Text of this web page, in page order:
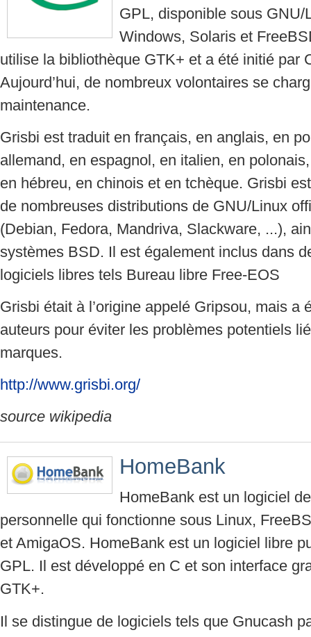
GPL, disponible sous GNU/
Windows, Solaris et
utilise la bibliothèque GTK+ et a été initié par
Aujourd’hui, de nombreux volontaires se
maintenance.
Grisbi est traduit en français, en anglais, en
allemand, en espagnol, en italien, en
en hébreu, en chinois et en tchèque. Grisbi
de nombreuses distributions de GNU/Linux
(Debian, Fedora, Mandriva, Slackware, ...),
systèmes BSD. Il est également inclus dans
logiciels libres tels Bureau libre Free-EOS
Grisbi était à l’origine appelé Gripsou, mais a
auteurs pour éviter les problèmes potentiels
marques.
http://www.grisbi.org/
source wikipedia
HomeBank
HomeBank est un logiciel
personnelle qui fonctionne sous Linux,
et AmigaOS. HomeBank est un logiciel libre
GPL. Il est développé en C et son interface
GTK+.
Il se distingue de logiciels tels que Gnucash